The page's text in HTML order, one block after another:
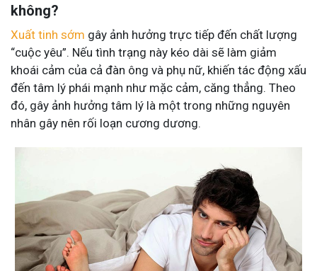
không?
Xuất tinh sớm gây ảnh hưởng trực tiếp đến chất lượng
“cuộc yêu”. Nếu tình trạng này kéo dài sẽ làm giảm
khoái cảm của cả đàn ông và phụ nữ, khiến tác động xấu
đến tâm lý phái mạnh như mặc cảm, căng thẳng. Theo
đó, gây ảnh hưởng tâm lý là một trong những nguyên
nhân gây nên rối loạn cương dương.